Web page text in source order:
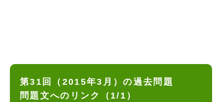
第31回（2015年3月）の過去問題
問題文へのリンク（1/1）